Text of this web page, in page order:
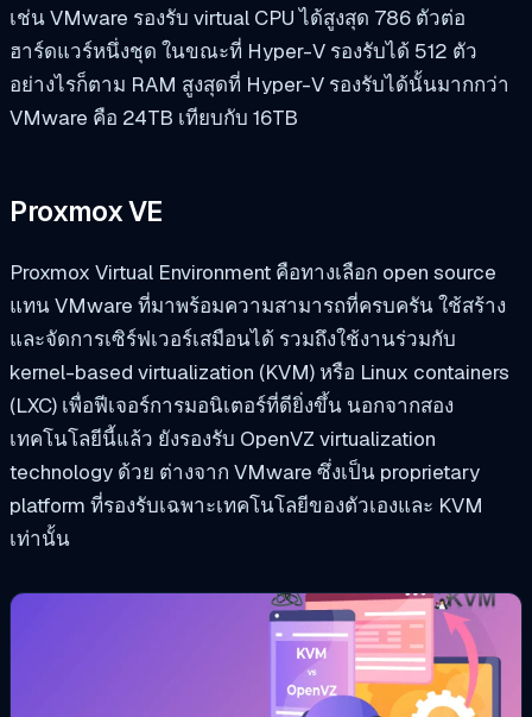
เช่น VMware รองรับ virtual CPU ได้สูงสุด 786 ตัวต่อ
ฮาร์ดแวร์หนึ่งชุด ในขณะที่ Hyper-V รองรับได้ 512 ตัว
อย่างไรก็ตาม RAM สูงสุดที่ Hyper-V รองรับได้นั้นมากกว่า
VMware คือ 24TB เทียบกับ 16TB
Proxmox VE
Proxmox Virtual Environment คือทางเลือก open source
แทน VMware ที่มาพร้อมความสามารถที่ครบครัน ใช้สร้าง
และจัดการเซิร์ฟเวอร์เสมือนได้ รวมถึงใช้งานร่วมกับ
kernel-based virtualization (KVM) หรือ Linux containers
(LXC) เพื่อฟีเจอร์การมอนิเตอร์ที่ดียิ่งขึ้น นอกจากสอง
เทคโนโลยีนี้แล้ว ยังรองรับ OpenVZ virtualization
technology ด้วย ต่างจาก VMware ซึ่งเป็น proprietary
platform ที่รองรับเฉพาะเทคโนโลยีของตัวเองและ KVM
เท่านั้น